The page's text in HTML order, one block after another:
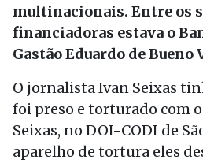
multinacionais. Entre os
financiadoras estava o
Gastão Eduardo de Bueno
O jornalista Ivan Seixas
foi preso e torturado com
Seixas, no DOI-CODI de
aparelho de tortura eles